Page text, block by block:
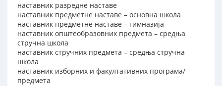
наставник разредне наставе
наставник предметне наставе – основна школа
наставник предметне наставе – гимназија
наставник општеобразовних предмета – средња
стручна школа
наставник стручних предмета – средња стручна
школа
наставник изборних и факултативних програма/
предмета